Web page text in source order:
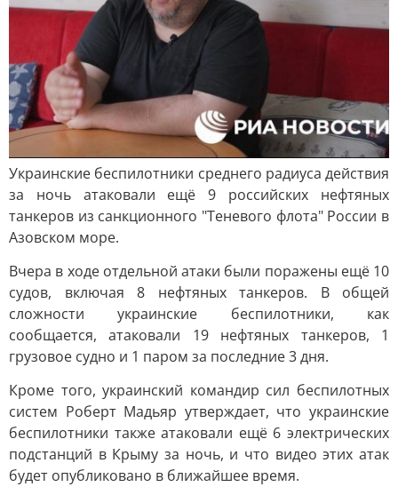
Украинские беспилотники среднего радиуса действия
за ночь атаковали ещё 9 российских нефтяных
танкеров из санкционного "Теневого флота" России в
Азовском море.
Вчера в ходе отдельной атаки были поражены ещё 10
судов, включая 8 нефтяных танкеров. В общей
сложности украинские беспилотники, как
сообщается, атаковали 19 нефтяных танкеров, 1
грузовое судно и 1 паром за последние 3 дня.
Кроме того, украинский командир сил беспилотных
систем Роберт Мадьяр утверждает, что украинские
беспилотники также атаковали ещё 6 электрических
подстанций в Крыму за ночь, и что видео этих атак
будет опубликовано в ближайшее время.